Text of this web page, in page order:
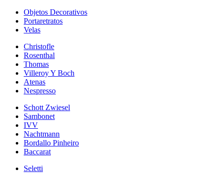
Objetos Decorativos
Portaretratos
Velas
Christofle
Rosenthal
Thomas
Villeroy Y Boch
Atenas
Nespresso
Schott Zwiesel
Sambonet
IVV
Nachtmann
Bordallo Pinheiro
Baccarat
Seletti